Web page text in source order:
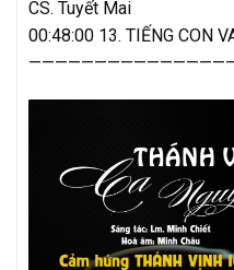
CS. Tuyết Mai
00:48:00 13. TIẾNG CON